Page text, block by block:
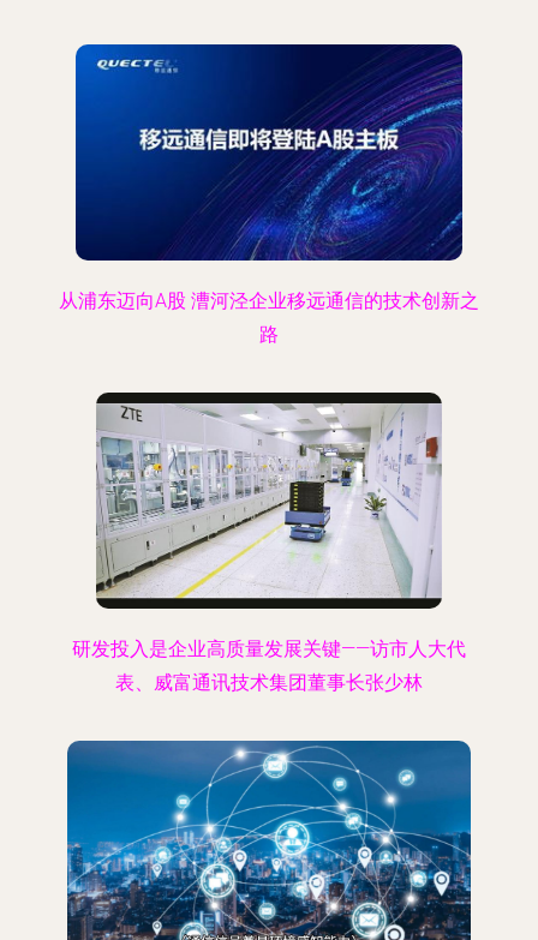
从浦东迈向A股 漕河泾企业移远通信的技术创新之
路
研发投入是企业高质量发展关键——访市人大代
表、威富通讯技术集团董事长张少林